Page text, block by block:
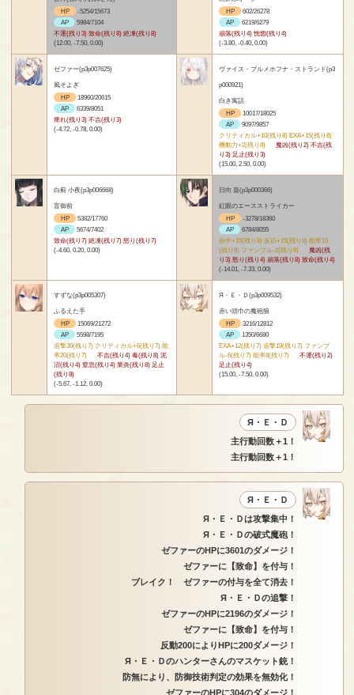
HP
-5254/15673
AP
5984/7104
不運(残り3) 致命(残り8) 絶凍(残り8)
(12.00, -7.50, 0.00)
HP
602/26278
AP
6219/6279
崩落(残り4) 恍惚(残り4)
(-3.80, -0.40, 0.00)
ゼファー(p3p007625)
風そよぎ
HP
18960/20615
AP
6339/8051
痺れ(残り3) 不吉(残り3)
(-4.72, -0.78, 0.00)
ヴァイス・ブルメホフナ・ストランド(p3
p000921)
白き寓話
HP
10017/18025
AP
9097/9857
クリティカル+10(残り8) EXA+15(残り8)
機動力+2(残り8)
魔凶(残り2) 不吉(残
り3) 足止(残り3)
(15.00, 2.50, 0.00)
白薊 小夜(p3p006668)
盲御前
HP
5382/17760
AP
5674/7402
致命(残り7) 絶凍(残り7) 怒り(残り7)
(-4.60, 0.20, 0.00)
日向 葵(p3p000366)
紅眼のエースストライカー
HP
-3278/18360
AP
6784/8055
命中+15(残り8) 反応+15(残り8) 能率15
(残り8) ファンブル-2(残り8)
魔凶(残
り3) 怒り(残り4) 崩落(残り8) 致命(残り4)
(-14.01, -7.33, 0.00)
すずな(p3p005307)
ふるえた手
HP
15069/21272
AP
5598/7195
追撃30(残り7) クリティカル+6(残り7) 能
率20(残り7)
不吉(残り4) 毒(残り8) 泥
沼(残り4) 窒息(残り4) 業炎(残り8) 足止
(残り8)
(-5.67, -1.12, 0.00)
Я・Ｅ・Ｄ(p3p009532)
赤い頭巾の魔砲狼
HP
3216/12812
AP
1350/6680
EXA+12(残り7) 追撃19(残り7) ファンブ
ル-6(残り7) 能率8(残り7)
不運(残り2)
足止(残り4)
(15.00, -7.50, 0.00)
Я・Ｅ・Ｄ
主行動回数＋1！
主行動回数＋1！
Я・Ｅ・Ｄ
Я・Ｅ・Ｄは攻撃集中！
Я・Ｅ・Ｄの破式魔砲！
ゼファーのHPに3601のダメージ！
ゼファーに【致命】を付与！
ブレイク！ ゼファーの付与を全て消去！
Я・Ｅ・Ｄの追撃！
ゼファーのHPに2196のダメージ！
ゼファーに【致命】を付与！
反動200によりHPに200ダメージ！
Я・Ｅ・Ｄのハンターさんのマスケット銃！
防無により、防御技術判定の効果を無効化！
ゼファーのHPに304のダメージ！